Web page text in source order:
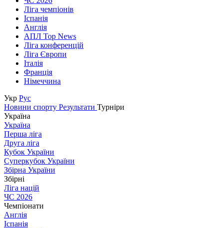
Ліга чемпіонів
Іспанія
Англія
АПЛ Top News
Ліга конференцій
Ліга Європи
Італія
Франція
Німеччина
Укр Рус
Новини спорту Результати Турніри
Україна
Україна
Перша ліга
Друга ліга
Кубок України
Суперкубок України
Збірна України
Збірні
Ліга націй
ЧС 2026
Чемпіонати
Англія
Іспанія